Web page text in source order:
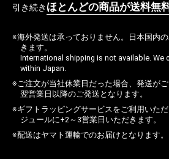
引き続き ほとんどの商品が送料無
※海外発送は承っておりません。日本国内
きます。
International shipping is not available. We
within Japan.
※ご注文が当社休業日だった場合、発送がご
翌営業日以降のご発送となります。
※ギフトラッピングサービスをご利用いた
ジュールに+2～3営業日いただきます。
※配送はヤマト運輸でのお届けとなります。